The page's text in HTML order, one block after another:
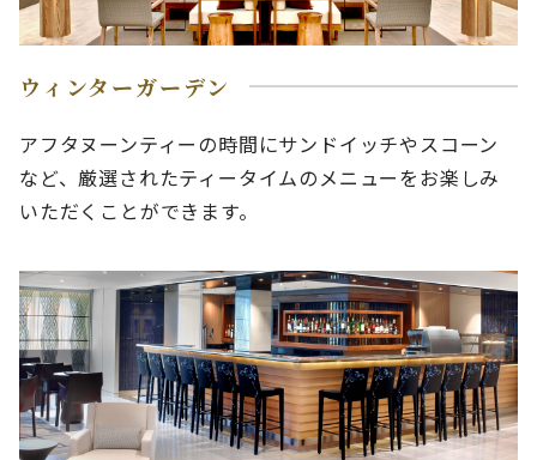
ウィンターガーデン
アフタヌーンティーの時間にサンドイッチやスコーン
など、厳選されたティータイムのメニューをお楽しみ
いただくことができます。